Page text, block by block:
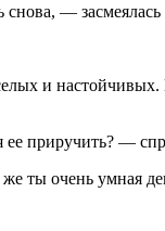
— засмеялась
и
приручить? —
ты очень умная